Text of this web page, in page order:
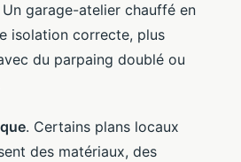
garage-atelier chauffé en
isolation correcte, plus
du parpaing doublé ou
. Certains plans locaux
des matériaux, des